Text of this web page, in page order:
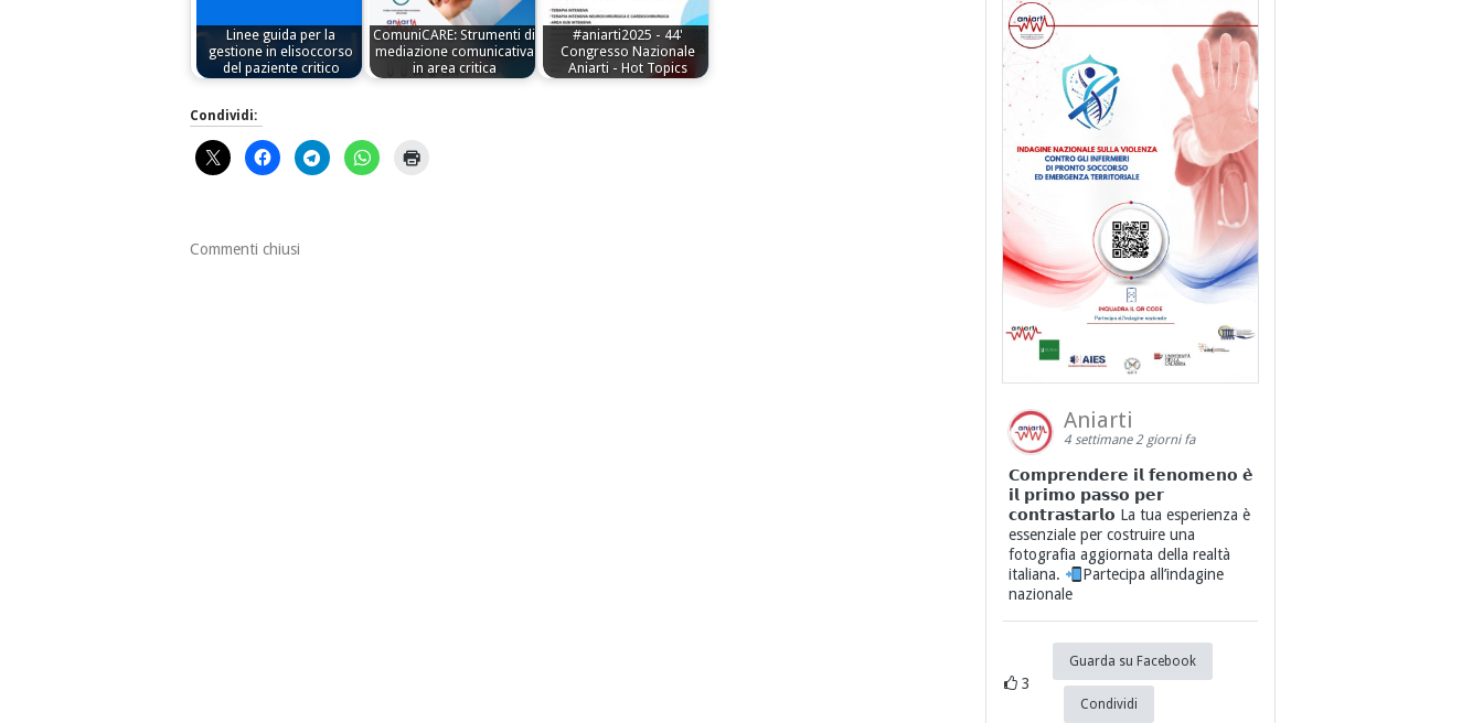
Linee guida per la
gestione in elisoccorso
del paziente critico
ComuniCARE: Strumenti di
mediazione comunicativa
in area critica
#aniarti2025 - 44'
Congresso Nazionale
Aniarti - Hot Topics
Condividi:
Commenti chiusi
Aniarti
4 settimane 2 giorni fa
𝗖𝗼𝗺𝗽𝗿𝗲𝗻𝗱𝗲𝗿𝗲 𝗶𝗹 𝗳𝗲𝗻𝗼𝗺𝗲𝗻𝗼 𝗲̀
𝗶𝗹 𝗽𝗿𝗶𝗺𝗼 𝗽𝗮𝘀𝘀𝗼 𝗽𝗲𝗿
𝗰𝗼𝗻𝘁𝗿𝗮𝘀𝘁𝗮𝗿𝗹𝗼 La tua esperienza è
essenziale per costruire una
fotografia aggiornata della realtà
italiana.
Partecipa all’indagine
nazionale
3
Guarda su Facebook
Condividi